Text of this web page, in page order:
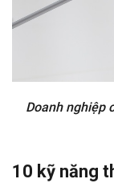
Doanh nghiệp
10 kỹ năng